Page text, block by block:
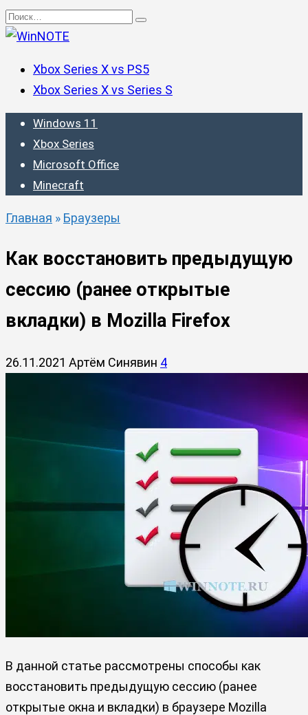
Перейти
к
Search
for:
Xbox Series X vs PS5
Xbox Series X vs Series S
Windows 11
Xbox Series
Microsoft Office
Minecraft
Главная » Браузеры
Как восстановить предыдущую
сессию (ранее открытые
вкладки) в Mozilla Firefox
26.11.2021 Артём Синявин 4
В данной статье рассмотрены способы как
восстановить предыдущую сессию (ранее
открытые окна и вкладки) в браузере Mozilla